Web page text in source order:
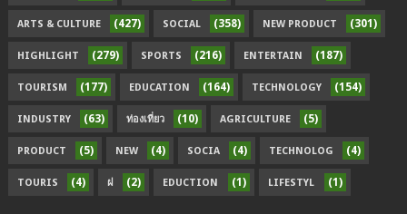
ARTS & CULTURE (427) SOCIAL (358) NEW PRODUCT (301)
HIGHLIGHT (279) SPORTS (216) ENTERTAIN (187)
TOURISM (177) EDUCATION (164) TECHNOLOGY (154)
INDUSTRY (63) ท่องเที่ยว (10) AGRICULTURE (5)
PRODUCT (5) NEW (4) SOCIA (4) TECHNOLOG (4)
TOURIS (4) ฝ (2) EDUCTION (1) LIFESTYL (1)